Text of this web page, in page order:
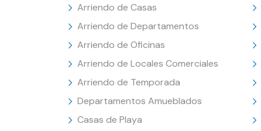
Arriendo de Casas
Arriendo de Departamentos
Arriendo de Oficinas
Arriendo de Locales Comerciales
Arriendo de Temporada
Departamentos Amueblados
Casas de Playa